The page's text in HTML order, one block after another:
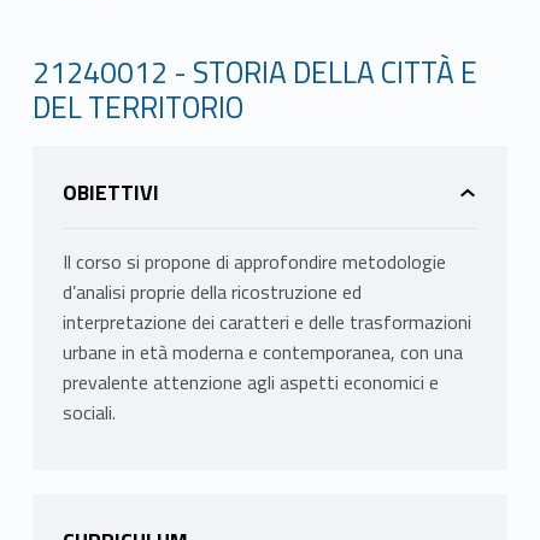
21240012 - STORIA DELLA CITTÀ E
DEL TERRITORIO
OBIETTIVI
Il corso si propone di approfondire metodologie
d’analisi proprie della ricostruzione ed
interpretazione dei caratteri e delle trasformazioni
urbane in età moderna e contemporanea, con una
prevalente attenzione agli aspetti economici e
sociali.